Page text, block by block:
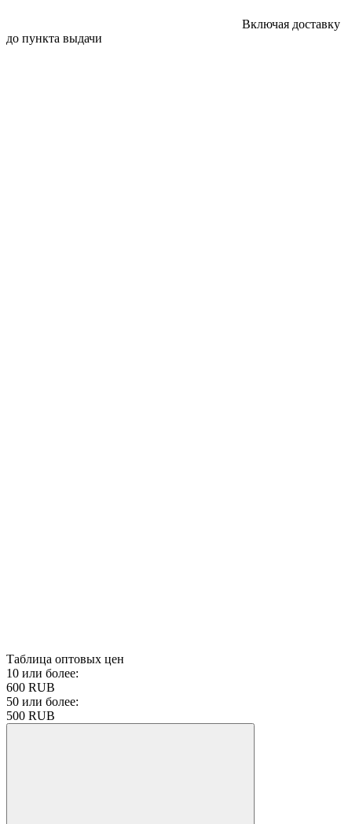
Включая доставку
до пункта выдачи
Таблица оптовых цен
10 или более:
600 RUB
50 или более:
500 RUB